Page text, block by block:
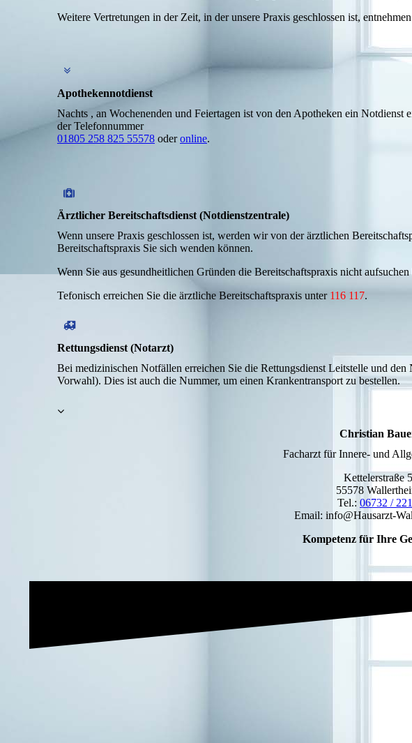
Weitere Vertretungen in der Zeit, in der unsere Praxis geschlossen ist,
Apothekennotdienst
Nachts , an Wochenenden und Feiertagen ist von den Apotheken ein
der Telefonnummer
01805 258 825 55578 oder online.
Ärztlicher Bereitschaftsdienst (Notdienstzentrale)
Wenn unsere Praxis geschlossen ist, werden wir von der ärztlichen
Bereitschaftspraxis Sie sich wenden können.
Wenn Sie aus gesundheitlichen Gründen die Bereitschaftspraxis nicht
Tefonisch erreichen Sie die ärztliche Bereitschaftspraxis unter 116 117.
Rettungsdienst (Notarzt)
Bei medizinischen Notfällen erreichen Sie die Rettungsdienst Leitstelle und den
Vorwahl). Dies ist auch die Nummer, um einen Krankentransport zu bestellen.
Christian
Facharzt für Innere- und
Kettelerstraße 5
55578
Tel.: 06732 /
Email: info@Hausarzt-
Kompetenz für Ihre